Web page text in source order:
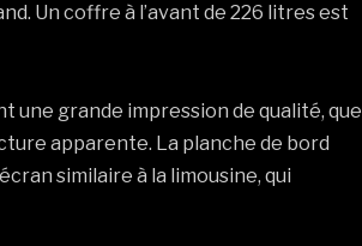
Un coffre à l’avant de 226 litres est
une grande impression de qualité, que
apparente. La planche de bord
similaire à la limousine, qui